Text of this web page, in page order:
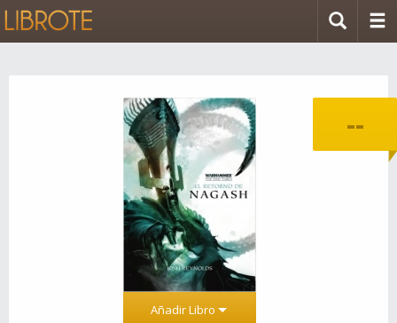
--
Añadir Libro